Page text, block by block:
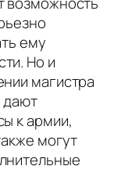
ему
Но и
магистра
дают
к армии,
могут